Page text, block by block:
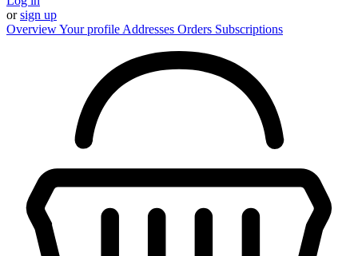
orsign up
OverviewYour profile Addresses Orders Subscriptions